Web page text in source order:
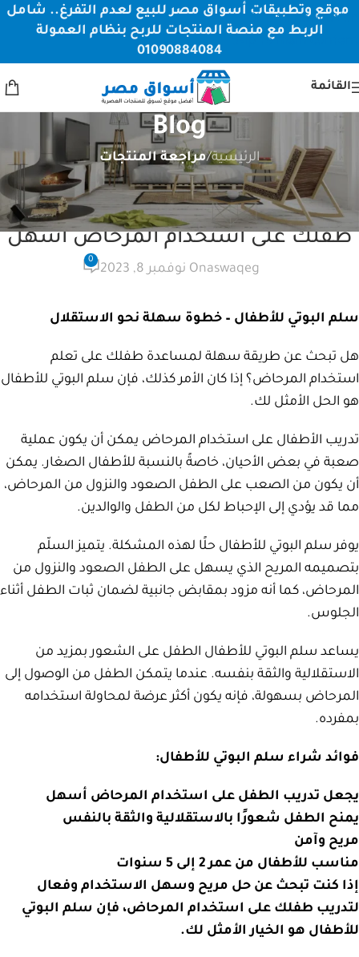
Skip to navigation
Skip to main content
موقع وتطبيقات أسواق مصر للبيع لعدم التفرغ.. شامل
الربط مع منصة المنتجات للربح بنظام العمولة
01090884084
القائمة
Blog
الرئيسية/مراجعة المنتجات
مراجعة المنتجات
سلم البوتي للأطفال – اجعل تدريب
طفلك على استخدام المرحاض أسهل
aswaqegOn نوفمبر 8, 2023
0
سلم البوتي للأطفال – خطوة سهلة نحو الاستقلال
هل تبحث عن طريقة سهلة لمساعدة طفلك على تعلم
استخدام المرحاض؟ إذا كان الأمر كذلك، فإن سلم البوتي للأطفال
هو الحل الأمثل لك.
تدريب الأطفال على استخدام المرحاض يمكن أن يكون عملية
صعبة في بعض الأحيان، خاصةً بالنسبة للأطفال الصغار. يمكن
أن يكون من الصعب على الطفل الصعود والنزول من المرحاض،
مما قد يؤدي إلى الإحباط لكل من الطفل والوالدين.
يوفر سلم البوتي للأطفال حلًا لهذه المشكلة. يتميز السلّم
بتصميمه المريح الذي يسهل على الطفل الصعود والنزول من
المرحاض، كما أنه مزود بمقابض جانبية لضمان ثبات الطفل أثناء
الجلوس.
يساعد سلم البوتي للأطفال الطفل على الشعور بمزيد من
الاستقلالية والثقة بنفسه. عندما يتمكن الطفل من الوصول إلى
المرحاض بسهولة، فإنه يكون أكثر عرضة لمحاولة استخدامه
بمفرده.
فوائد شراء سلم البوتي للأطفال:
يجعل تدريب الطفل على استخدام المرحاض أسهل
يمنح الطفل شعورًا بالاستقلالية والثقة بالنفس
مريح وآمن
مناسب للأطفال من عمر 2 إلى 5 سنوات
إذا كنت تبحث عن حل مريح وسهل الاستخدام وفعال
لتدريب طفلك على استخدام المرحاض، فإن سلم البوتي
للأطفال هو الخيار الأمثل لك.